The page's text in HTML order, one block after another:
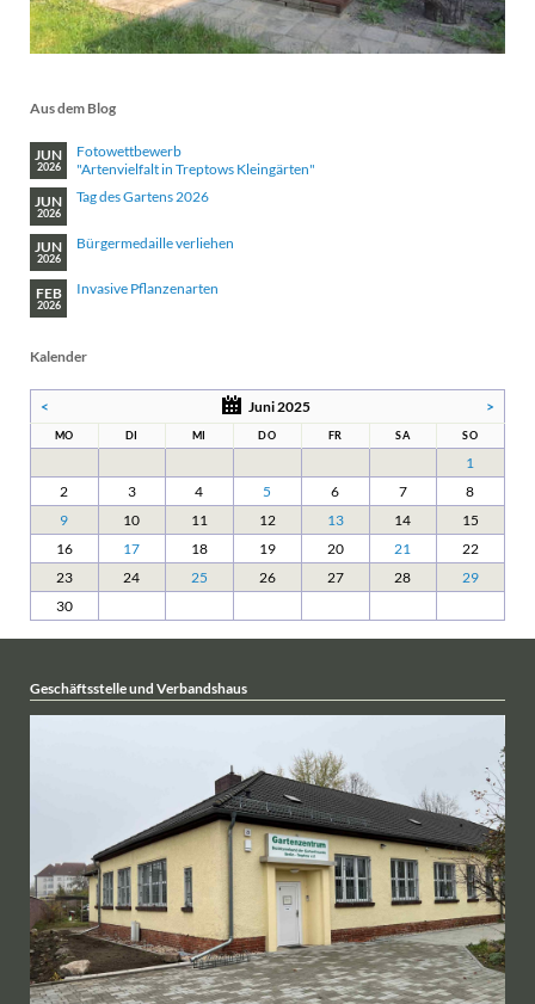
Aus dem Blog
JUN
2026
Fotowettbewerb
"Artenvielfalt in Treptows Kleingärten"
JUN
2026
Tag des Gartens 2026
JUN
2026
Bürgermedaille verliehen
FEB
2026
Invasive Pflanzenarten
Kalender
< Juni 2025 >
MO DI MI DO FR SA SO
1
2
3 4 5 6 7
8
9
10 11 12 13 14
15
16
17 18 19 20 21
22
23
24 25 26 27 28
29
30
Geschäftsstelle und Verbandshaus